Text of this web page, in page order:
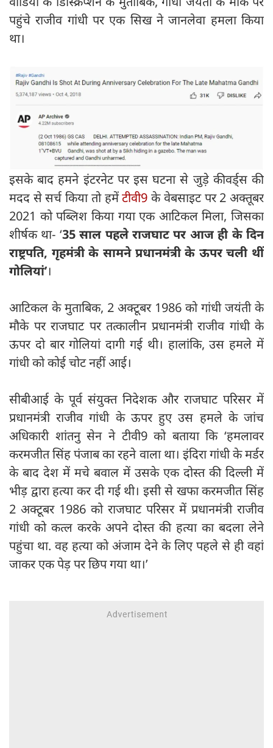
पहुंचे राजीव गांधी पर एक सिख ने जानलेवा हमला किया
था।
इसके बाद हमने इंटरनेट पर इस घटना से जुड़े कीवर्ड्स की
मदद से सर्च किया तो हमेंटीवी9 के वेबसाइट पर 2 अक्तूबर
2021 को पब्लिश किया गया एक आटिकल मिला, जिसका
शीर्षक था- ‘35 साल पहले राजघाट पर आज ही के दिन
राष्ट्रपति, गृहमंत्री के सामने प्रधानमंत्री के ऊपर चली थीं
गोलियां’।
आटिकल के मुताबिक, 2 अक्टूबर 1986 को गांधी जयंती के
मौके पर राजघाट पर तत्कालीन प्रधानमंत्री राजीव गांधी के
ऊपर दो बार गोलियां दागी गई थी। हालांकि, उस हमले में
गांधी को कोई चोट नहीं आई।
सीबीआई के पूर्व संयुक्त निदेशक और राजघाट परिसर में
प्रधानमंत्री राजीव गांधी के ऊपर हुए उस हमले के जांच
अधिकारी शांतनु सेन ने टीवी9 को बताया कि ‘हमलावर
करमजीत सिंह पंजाब का रहने वाला था। इंदिरा गांधी के मर्डर
के बाद देश में मचे बवाल में उसके एक दोस्त की दिल्ली में
भीड़ द्वारा हत्या कर दी गई थी। इसी से खफा करमजीत सिंह
2 अक्टूबर 1986 को राजघाट परिसर में प्रधानमंत्री राजीव
गांधी को कत्ल करके अपने दोस्त की हत्या का बदला लेने
पहुंचा था. वह हत्या को अंजाम देने के लिए पहले से ही वहां
जाकर एक पेड़ पर छिप गया था।’